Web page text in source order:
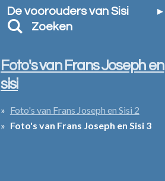
De voorouders van Sisi
Zoeken
Foto's van Frans Joseph en
sisi
Foto's van Frans Joseph en Sisi 2
Foto's van Frans Joseph en Sisi 3